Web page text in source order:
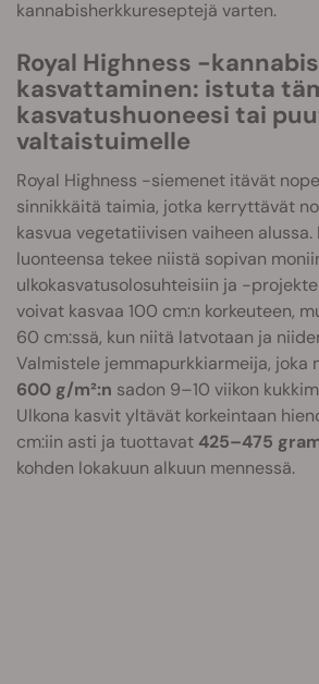
kannabisherkkureseptejä varten.
Royal Highness -
kasvattaminen: istuta
kasvatushuoneesi tai
valtaistuimelle
Royal Highness -siemenet itävät
sinnikkäitä taimia, jotka kerryttävät
kasvua vegetatiivisen vaiheen alussa.
luonteensa tekee niistä sopivan
ulkokasvatusolosuhteisiin ja -
voivat kasvaa 100 cm:n korkeuteen,
60 cm:ssä, kun niitä latvotaan ja
Valmistele jemmapurkkiarmeija, joka
600 g/m²:n sadon 9–10 viikon
Ulkona kasvit yltävät korkeintaan
cm:iin asti ja tuottavat 425–475
kohden lokakuun alkuun mennessä.